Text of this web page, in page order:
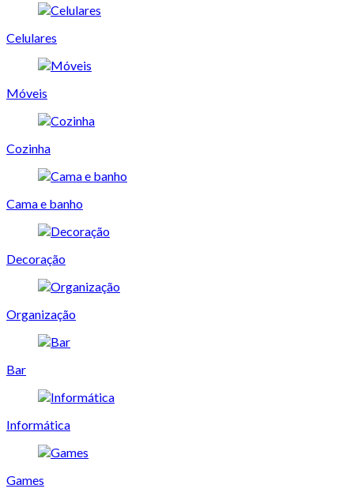
Celulares
Móveis
Cozinha
Cama e banho
Decoração
Organização
Bar
Informática
Games